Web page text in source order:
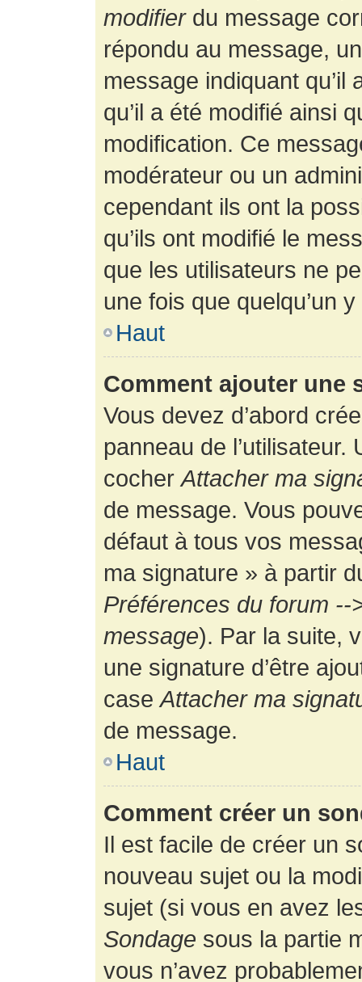
modifierdu message
répondu au message,
message indiquant
qu’il a été modifié ainsi
modification. Ce
modérateur ou un
cependant ils ont la
qu’ils ont modifié le
que les utilisateurs ne
une fois que quelqu’un
Haut
Comment ajouter une
Vous devez d’abord
panneau de
cocherAttacher ma
de message. Vous
défaut à tous vos
ma signature » à partir
Préférences du forum
message). Par la suite,
une signature d’être
caseAttacher ma
de message.
Haut
Comment créer un
Il est facile de créer un
nouveau sujet ou la
sujet (si vous en avez
Sondage sous la partie
vous n’avez